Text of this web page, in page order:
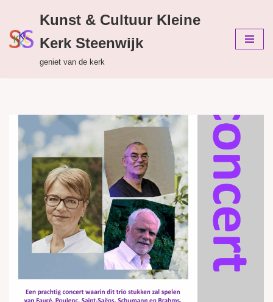
Ga
naar
Kunst & Cultuur Kleine
Kerk Steenwijk
geniet van de kerk